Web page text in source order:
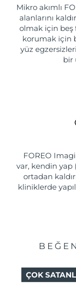
Mikro akımlı
alanlarını
olmak için beş
korumak için
yüz
bir
FOREO
var, kendin yap
ortadan
kliniklerde
ÇOK